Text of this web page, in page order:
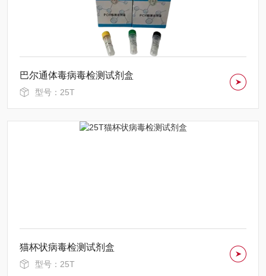
巴尔通体毒病毒检测试剂盒
型号：25T
猫杯状病毒检测试剂盒
型号：25T